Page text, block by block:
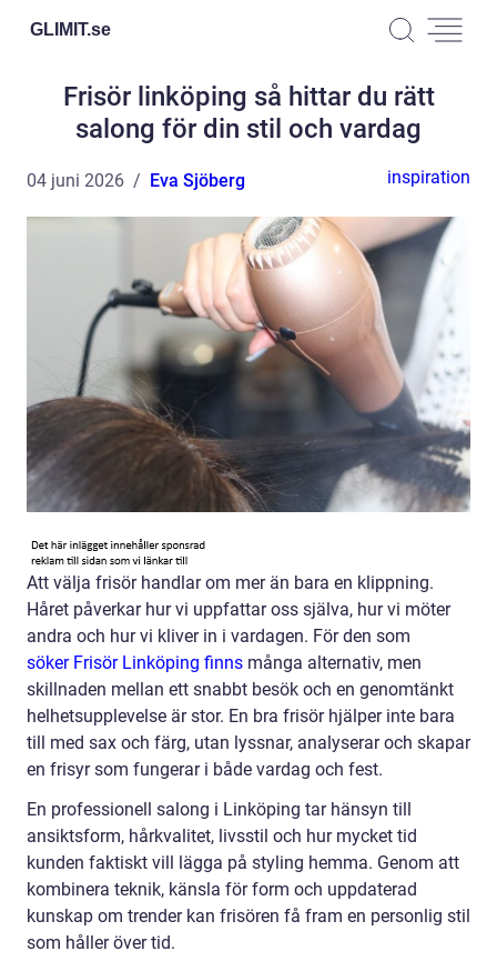
GLIMIT.se
Frisör linköping så hittar du rätt
salong för din stil och vardag
04 juni 2026 Eva Sjöberg inspiration
Att välja frisör handlar om mer än bara en klippning.
Håret påverkar hur vi uppfattar oss själva, hur vi möter
andra och hur vi kliver in i vardagen. För den som
söker Frisör Linköping finns många alternativ, men
skillnaden mellan ett snabbt besök och en genomtänkt
helhetsupplevelse är stor. En bra frisör hjälper inte bara
till med sax och färg, utan lyssnar, analyserar och skapar
en frisyr som fungerar i både vardag och fest.
En professionell salong i Linköping tar hänsyn till
ansiktsform, hårkvalitet, livsstil och hur mycket tid
kunden faktiskt vill lägga på styling hemma. Genom att
kombinera teknik, känsla för form och uppdaterad
kunskap om trender kan frisören få fram en personlig stil
som håller över tid.